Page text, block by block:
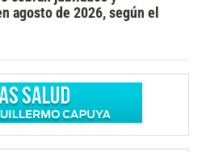
agosto de 2026, según el